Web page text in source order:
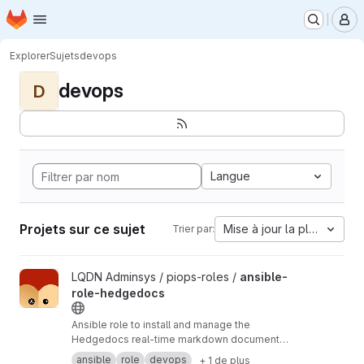
Passer au contenu principal
Page d'accueil
ExplorerSujetsdevops
D devops
Langue
Projets sur ce sujet Trier par: Mise à jour la plus
Afficher le projet ansible-role-hedgedocs
LQDN Adminsys / piops-roles / ansible-
role-hedgedocs
Ansible role to install and manage the
Hedgedocs real-time markdown document
service
ansible role devops + 1 de plus